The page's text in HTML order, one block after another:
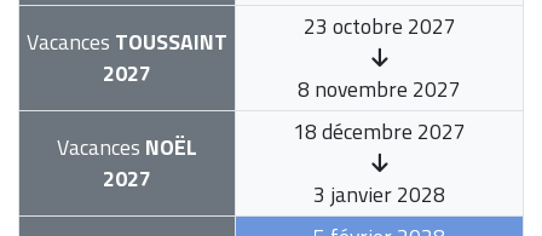
Vacances TOUSSAINT
2027
23 octobre 2027
8 novembre 2027
Vacances NOËL
2027
18 décembre 2027
3 janvier 2028